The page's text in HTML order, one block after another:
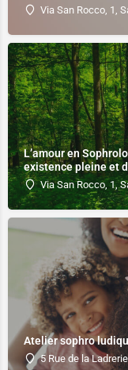
Via San Rocco, 1,
L’amour en
existence pleine et
Via San Rocco, 1,
Atelier sophro
5 Rue de la